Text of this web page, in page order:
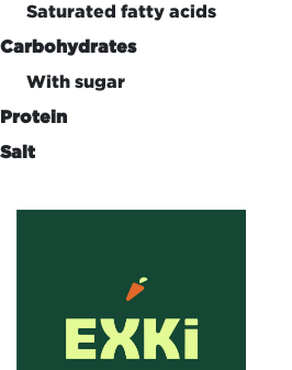
Saturated fatty acids
Carbohydrates
With sugar
Protein
Salt